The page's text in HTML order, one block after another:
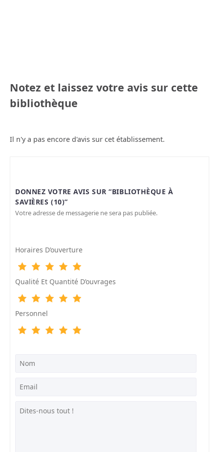
Notez et laissez votre avis sur cette
bibliothèque
Il n'y a pas encore d'avis sur cet établissement.
DONNEZ VOTRE AVIS SUR “BIBLIOTHÈQUE À
SAVIÈRES (10)”
Votre adresse de messagerie ne sera pas publiée.
Horaires D’ouverture
Qualité Et Quantité D’ouvrages
Personnel